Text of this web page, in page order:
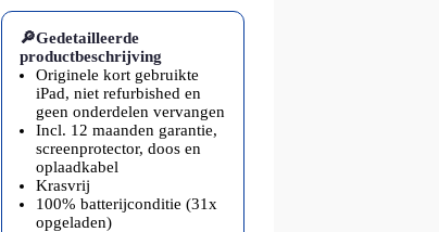
🔎Gedetailleerde
productbeschrijving
Originele kort gebruikte
iPad, niet refurbished en
geen onderdelen vervangen
Incl. 12 maanden garantie,
screenprotector, doos en
oplaadkabel
Krasvrij
100% batterijconditie (31x
opgeladen)